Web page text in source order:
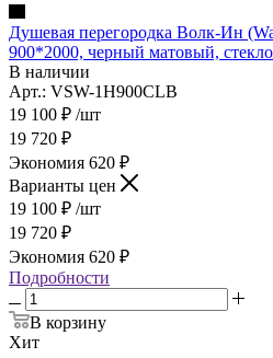
Душевая перегородка Волк-Ин
900*2000, черный матовый,
В наличии
Арт.: VSW-1H900CLB
19 100 ₽ /шт
19 720 ₽
Экономия 620 ₽
Варианты цен
19 100 ₽ /шт
19 720 ₽
Экономия 620 ₽
Подробности
В корзину
Хит